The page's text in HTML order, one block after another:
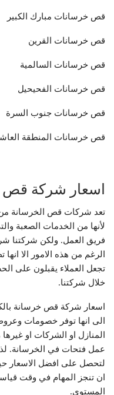
قص خرسانات مبارك الكبير
قص خرسانات القرين
قص خرسانات السالمية
قص خرسانات الفحيحيل
قص خرسانات جنوب السرة
قص خرسانات المنطقة
اسعار شركة قص
تعد شركات قص الخرسانة
لأنها من الخدمات الصعبة
فريق العمل. ولكن شركتنا
الرغم من هذه الامور الا
تجعل العملاء يقبلون على
خلال شركتنا.
اسعار شركة قص خرسانة
الى انها توفر خصومات
المنازل او الشركات او
عمل فتحات في الخرسانة.
لتحصل على افضل الاسعار
ان تنجز المهام في وقت
المستوى.